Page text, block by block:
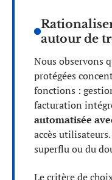
autour de
Nous observons
protégées
fonctions :
facturation
automatisée
accès
superflu ou du
Le critère de